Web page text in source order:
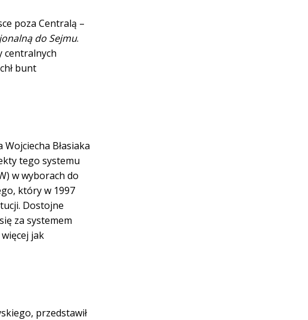
poza Centralą –
do Sejmu.
centralnych
bunt
Błasiaka
tego systemu
w wyborach do
który w 1997
Dostojne
za systemem
jak
przedstawił